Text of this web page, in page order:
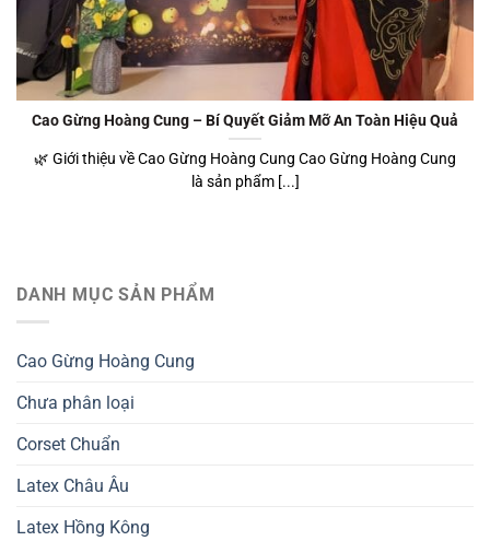
Cao Gừng Hoàng Cung – Bí Quyết Giảm Mỡ An Toàn Hiệu Quả
🌿 Giới thiệu về Cao Gừng Hoàng Cung Cao Gừng Hoàng Cung
là sản phẩm [...]
DANH MỤC SẢN PHẨM
Cao Gừng Hoàng Cung
Chưa phân loại
Corset Chuẩn
Latex Châu Âu
Latex Hồng Kông